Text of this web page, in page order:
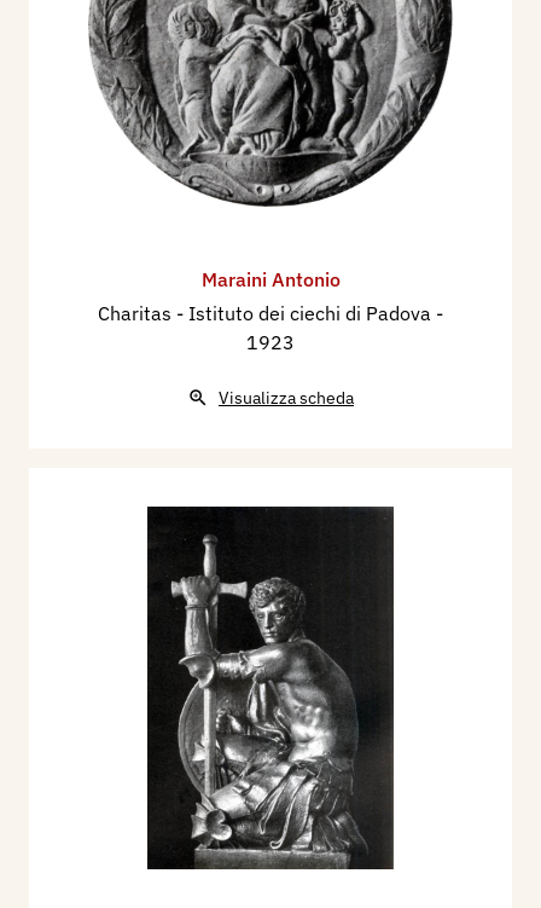
Maraini Antonio
Charitas - Istituto dei ciechi di Padova -
1923
Visualizza scheda